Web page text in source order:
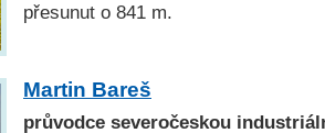
přesunut o 841 m.
Martin Bareš
průvodce severočeskou